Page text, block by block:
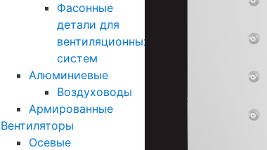
Фасонные
детали для
вентиляционных
систем
Алюминиевые
Воздуховоды
Армированные
Вентиляторы
Осевые